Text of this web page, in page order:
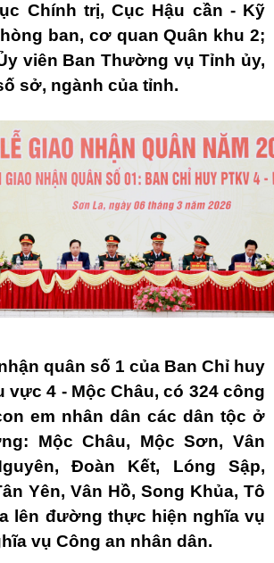
Chính trị, Cục Hậu cần - Kỹ
ban, cơ quan Quân khu 2;
viên Ban Thường vụ Tỉnh ủy,
sở, ngành của tỉnh.
quân số 1 của Ban Chỉ huy
vực 4 - Mộc Châu, có 324 công
em nhân dân các dân tộc ở
Mộc Châu, Mộc Sơn, Vân
Đoàn Kết, Lóng Sập,
Yên, Vân Hồ, Song Khủa, Tô
lên đường thực hiện nghĩa vụ
vụ Công an nhân dân.